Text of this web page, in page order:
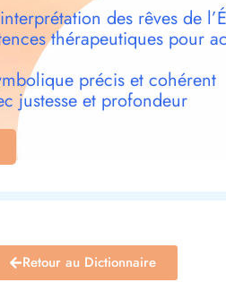
des rêves de
thérapeutiques pour
précis et cohérent
justesse et profondeur
Retour au Dictionnaire